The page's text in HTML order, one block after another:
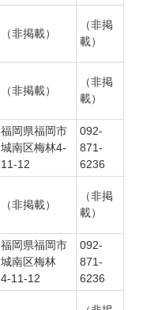
（非掲載）
（非掲
載）
（非掲載）
（非掲
載）
福岡県福岡市
城南区梅林4-
11-12
092-
871-
6236
（非掲載）
（非掲
載）
福岡県福岡市
城南区梅林
4-11-12
092-
871-
6236